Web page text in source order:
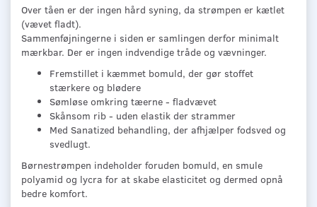
Over tåen er der ingen hård syning, da strømpen er kætlet
(vævet fladt).
Sammenføjningerne i siden er samlingen derfor minimalt
mærkbar. Der er ingen indvendige tråde og vævninger.
Fremstillet i kæmmet bomuld, der gør stoffet
stærkere og blødere
Sømløse omkring tæerne - fladvævet
Skånsom rib - uden elastik der strammer
Med Sanatized behandling, der afhjælper fodsved og
svedlugt.
Børnestrømpen indeholder foruden bomuld, en smule
polyamid og lycra for at skabe elasticitet og dermed opnå
bedre komfort.